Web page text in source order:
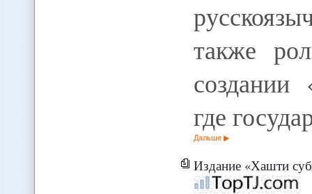
также
создании
где
Дальше
Издание «Хашти